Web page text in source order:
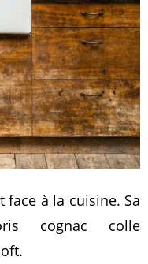
face à la cuisine. Sa
cognac colle